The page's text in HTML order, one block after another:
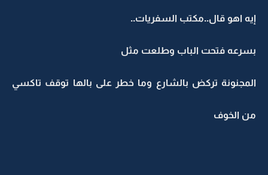
إيه اهو قال..مكتب السفريات..
بسرعه فتحت الباب وطلعت مثل
المجنونة تركض بالشارع وما خطر على بالها توقف تاكسي
من الخوف